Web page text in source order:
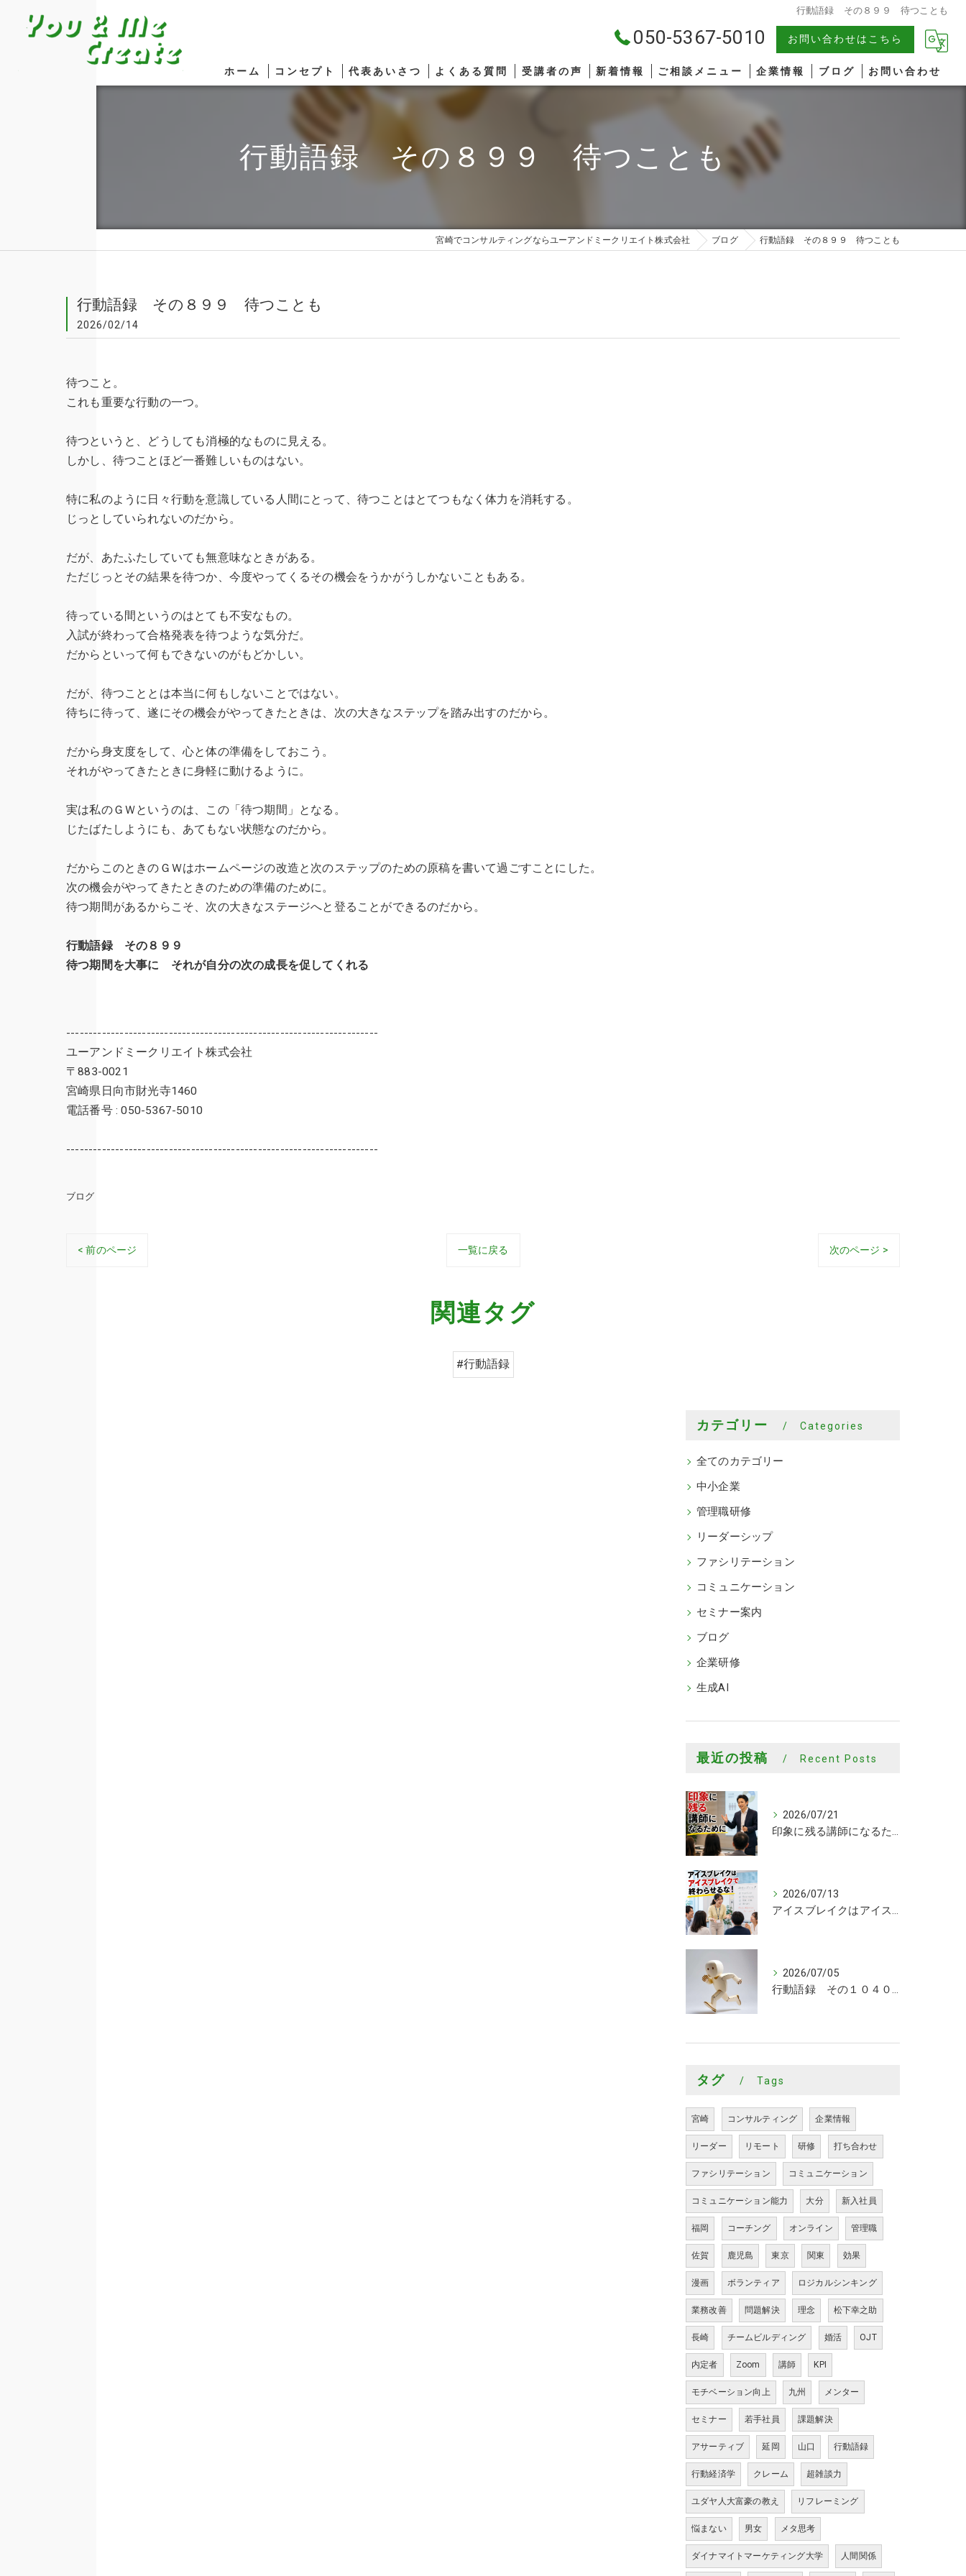
行動語録 その８９９ 待つことも
050-5367-5010 お問い合わせはこちら
ホーム コンセプト 代表あいさつ よくある質問 受講者の声 新着情報 ご相談メニュー
AIコンサルティング
ファシリテーション
企業情報
著書一覧
ブログ お問い合わせ
行動語録 その８９９ 待つことも
宮崎でコンサルティングならユーアンドミークリエイト株式会社 ブログ 行動語録 その８９９ 待つことも
行動語録 その８９９ 待つことも
2026/02/14
待つこと。
これも重要な行動の一つ。
待つというと、どうしても消極的なものに見える。
しかし、待つことほど一番難しいものはない。
特に私のように日々行動を意識している人間にとって、待つことはとてつもなく体力を消耗する。
じっとしていられないのだから。
だが、あたふたしていても無意味なときがある。
ただじっとその結果を待つか、今度やってくるその機会をうかがうしかないこともある。
待っている間というのはとても不安なもの。
入試が終わって合格発表を待つような気分だ。
だからといって何もできないのがもどかしい。
だが、待つこととは本当に何もしないことではない。
待ちに待って、遂にその機会がやってきたときは、次の大きなステップを踏み出すのだから。
だから身支度をして、心と体の準備をしておこう。
それがやってきたときに身軽に動けるように。
実は私のＧＷというのは、この「待つ期間」となる。
じたばたしようにも、あてもない状態なのだから。
だからこのときのＧＷはホームページの改造と次のステップのための原稿を書いて過ごすことにした。
次の機会がやってきたときのための準備のために。
待つ期間があるからこそ、次の大きなステージへと登ることができるのだから。
行動語録 その８９９
待つ期間を大事に それが自分の次の成長を促してくれる
----------------------------------------------------------------------
ユーアンドミークリエイト株式会社
〒883-0021
宮崎県日向市財光寺1460
電話番号 : 050-5367-5010
----------------------------------------------------------------------
ブログ
< 前のページ 一覧に戻る 次のページ >
関連タグ
#行動語録
カテゴリー Categories
全てのカテゴリー
中小企業
管理職研修
リーダーシップ
ファシリテーション
コミュニケーション
セミナー案内
ブログ
企業研修
生成AI
最近の投稿 Recent Posts
2026/07/21
印象に残る講師になるために
2026/07/13
アイスブレイクはアイスブレイクで終わらせるな！
2026/07/05
行動語録 その１０４０ 行動あるのみ！
タグ Tags
宮崎 コンサルティング 企業情報
リーダー リモート 研修 打ち合わせ
ファシリテーション コミュニケーション
コミュニケーション能力 大分 新入社員
福岡 コーチング オンライン 管理職
佐賀 鹿児島 東京 関東 効果
漫画 ボランティア ロジカルシンキング
業務改善 問題解決 理念 松下幸之助
長崎 チームビルディング 婚活 OJT
内定者 Zoom 講師 KPI
モチベーション向上 九州 メンター
セミナー 若手社員 課題解決
アサーティブ 延岡 山口 行動語録
行動経済学 クレーム 超雑談力
ユダヤ人大富豪の教え リフレーミング
悩まない 男女 メタ思考
ダイナマイトマーケティング大学 人間関係